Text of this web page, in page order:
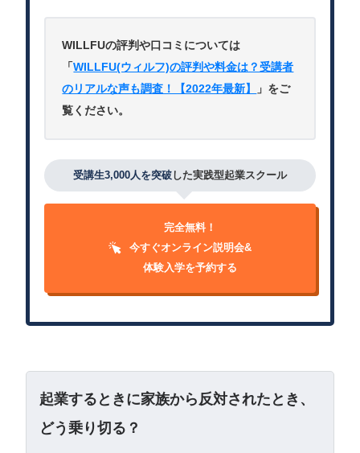
WILLFUの評判や口コミについては
「WILLFU(ウィルフ)の評判や料金は？受講者
のリアルな声も調査！【2022年最新】
」をご
覧ください。
受講生3,000人を突破 した実践型起業スクール
完全無料！
今すぐオンライン説明会&
体験入学を予約する
起業するときに家族から反対されたとき、
どう乗り切る？